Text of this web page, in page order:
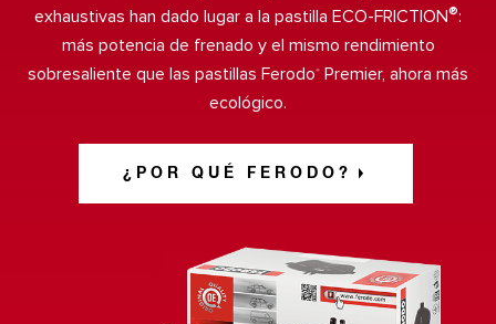
exhaustivas han dado lugar a la pastilla ECO-FRICTION®:
más potencia de frenado y el mismo rendimiento
sobresaliente que las pastillas Ferodo® Premier, ahora más
ecológico.
¿POR QUÉ FERODO?